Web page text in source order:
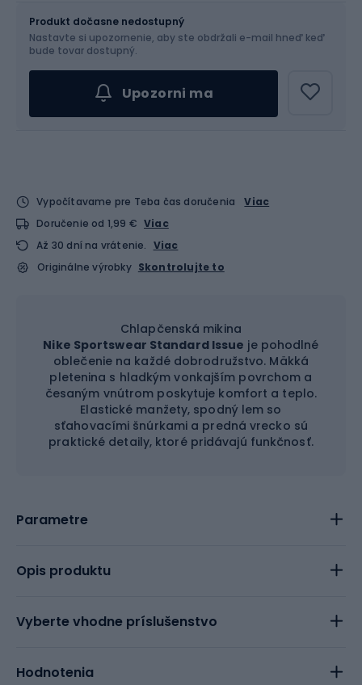
Vyber veľkosť...
Produkt dočasne nedostupný
Nastavte si upozornenie, aby ste obdržali e-mail hneď keď
bude tovar dostupný.
Upozorni ma
Vypočítavame pre Teba čas doručenia
Viac
Doručenie od 1,99 € Viac
Až 30 dní na vrátenie. Viac
Originálne výrobky Skontrolujte to
Chlapčenská mikina
Nike Sportswear Standard Issue je pohodlné
oblečenie na každé dobrodružstvo. Mäkká
pletenina s hladkým vonkajším povrchom a
česaným vnútrom poskytuje komfort a teplo.
Elastické manžety, spodný lem so
sťahovacími šnúrkami a predná vrecko sú
praktické detaily, ktoré pridávajú funkčnosť.
Parametre
Opis produktu
Vyberte vhodne príslušenstvo
Hodnotenia